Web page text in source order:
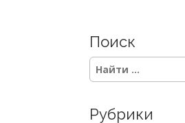
t
s
n
Поиск
S
e
c
Рубрики